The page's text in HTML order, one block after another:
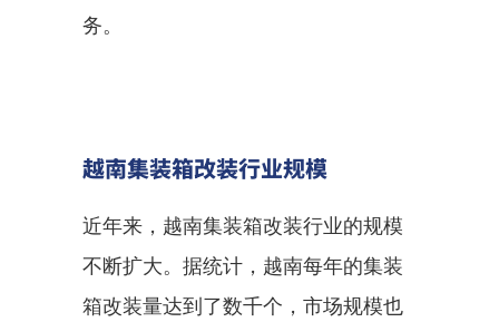
务。
越南集装箱改装行业规模
近年来，越南集装箱改装行业的规模
不断扩大。据统计，越南每年的集装
箱改装量达到了数千个，市场规模也